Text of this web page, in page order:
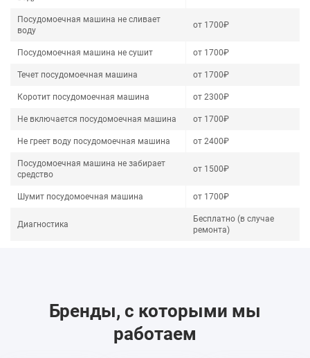
Посудомоечная машина не сливает
воду
от 1700₽
Посудомоечная машина не сушит от 1700₽
Течет посудомоечная машина от 1700₽
Коротит посудомоечная машина от 2300₽
Не включается посудомоечная машина от 1700₽
Не греет воду посудомоечная машина от 2400₽
Посудомоечная машина не забирает
средство
от 1500₽
Шумит посудомоечная машина от 1700₽
Диагностика
Бесплатно (в случае
ремонта)
Бренды, с которыми мы
работаем